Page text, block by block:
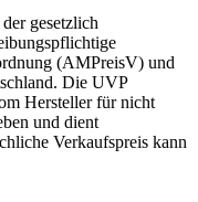
gesetzlich
(AMPreisV) und
Die UVP
Hersteller für nicht
und dient
Verkaufspreis kann